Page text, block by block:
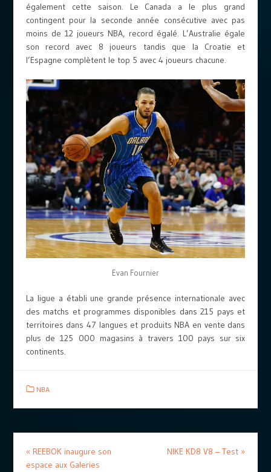
également cette saison. Le Canada a le plus grand
contingent pour la seconde année consécutive avec pas
moins de 12 joueurs NBA, record égalé. L’Australie égale
son record avec 8 joueurs tandis que la Croatie et
l’Espagne complètent le top 5 avec 4 joueurs chacune.
Evan Fournier
La ligue a établi une grande présence internationale avec
des matchs et programmes disponibles dans 215 pays et
territoires dans 47 langues et produits NBA en vente dans
plus de 125 000 magasins à travers 100 pays sur six
continents.
NBA
« REEBOK inaugure son
espace aux Galeries
NIKE KD8 V8 – Test »